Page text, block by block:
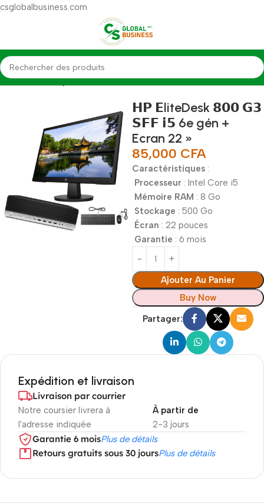
csglobalbusiness.com
Accueil Desktop
𝗛𝗣 𝗘liteDesk 𝟴𝟬𝟬 𝗚𝟯
𝗦𝗙𝗙 𝗶𝟱 6e gén +
Ecran 22 »
85,000 CFA
Caractéristiques :
Processeur : Intel Core i5
Mémoire RAM : 8 Go
Stockage : 500 Go
Écran : 22 pouces
Garantie : 6 mois
Ajouter Au Panier
Buy Now
Partager:
Expédition et livraison
Livraison par courrier
Notre coursier livrera à
l'adresse indiquée
2-3 jours
À partir de
Garantie 6 moisPlus de détails
Retours gratuits sous 30 joursPlus de détails